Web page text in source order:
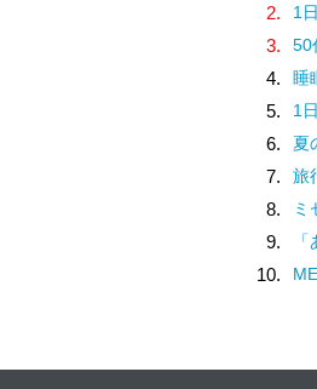
2. 1
3. 50
4. 睡
5. 1
6. 夏
7. 旅
8. ミ
9. 「あ
10.